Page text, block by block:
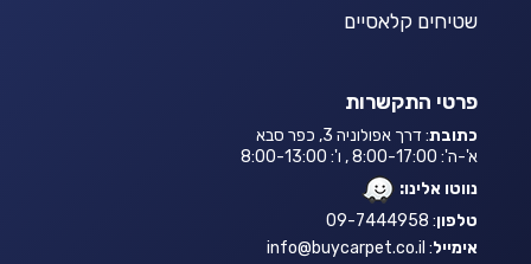
שטיחים קלאסיים
פרטי התקשרות
כתובת: דרך אפולוניה 3, כפר סבא
א'-ה': 8:00-17:00 , ו': 8:00-13:00
נווטו אלינו:
טלפון: 09-7444958
אימייל:
info@buycarpet.co.il